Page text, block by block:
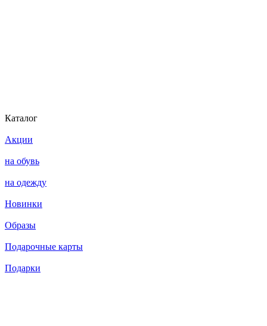
Каталог
Акции
на обувь
на одежду
Новинки
Образы
Подарочные карты
Подарки